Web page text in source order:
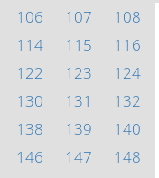
106 107
108
114 115
116
122 123
124
130 131
132
138 139
140
146 147
148